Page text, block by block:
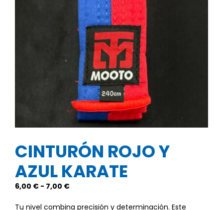
CINTURÓN ROJO Y
AZUL KARATE
6,00 € - 7,00 €Rango
precios:
Tu nivel combina precisión y determinación. Este